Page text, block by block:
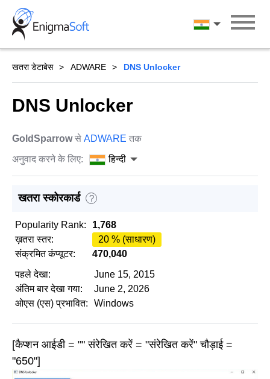
Skip
content
हिन्दी
खतरा डेटाबेस ADWARE DNS Unlocker
DNS Unlocker
GoldSparrowसे ADWARE तक
अनुवाद करने के लिए:
हिन्दी
खतरा स्कोरकार्ड ?
Popularity Rank:
1,768
ख़तरा स्तर:
20 % (साधारण)
संक्रमित कंप्यूटर:
470,040
पहले देखा:
June 15, 2015
अंतिम बार देखा गया:
June 2, 2026
ओएस (एस) प्रभावित:
Windows
[कैप्शन आईडी = "" संरेखित करें = "संरेखित करें" चौड़ाई =
"650"]